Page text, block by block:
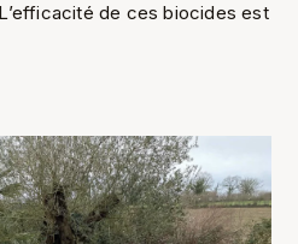
de ces biocides est